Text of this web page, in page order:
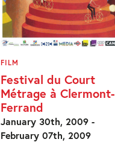
FILM
Festival du Court
Métrage à Clermont-
Ferrand
January 30th, 2009 -
February 07th, 2009